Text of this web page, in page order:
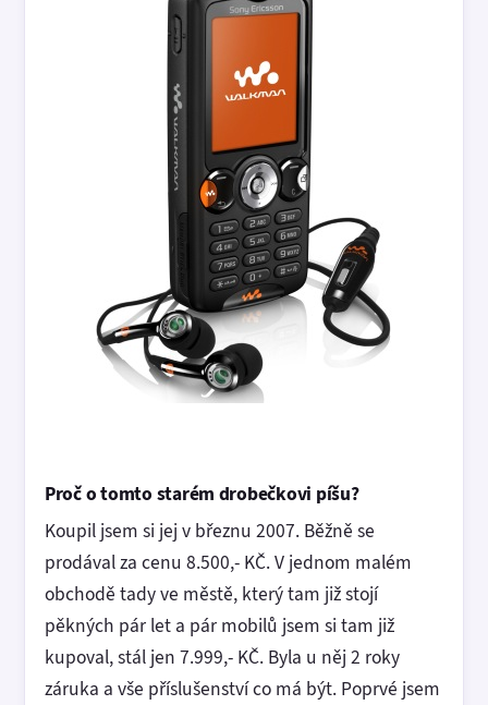
Proč o tomto starém drobečkovi píšu?
Koupil jsem si jej v březnu 2007. Běžně se
prodával za cenu 8.500,- KČ. V jednom malém
obchodě tady ve městě, který tam již stojí
pěkných pár let a pár mobilů jsem si tam již
kupoval, stál jen 7.999,- KČ. Byla u něj 2 roky
záruka a vše příslušenství co má být. Poprvé jsem